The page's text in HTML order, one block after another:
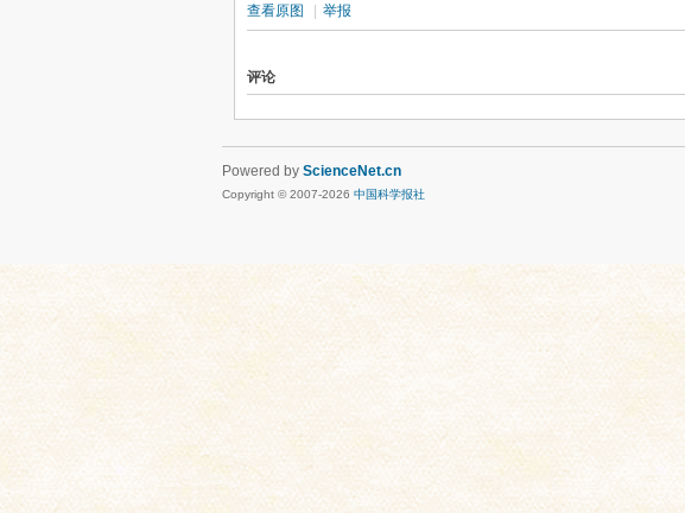
查看原图 举报
评论
Powered by ScienceNet.cn
Copyright © 2007-2026 中国科学报社